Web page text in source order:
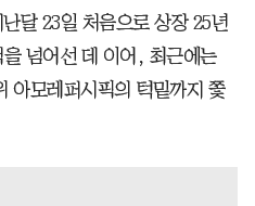
달 23일 처음으로 상장 25년
넘어선 데 이어, 최근에는
아모레퍼시픽의 턱밑까지 쫓